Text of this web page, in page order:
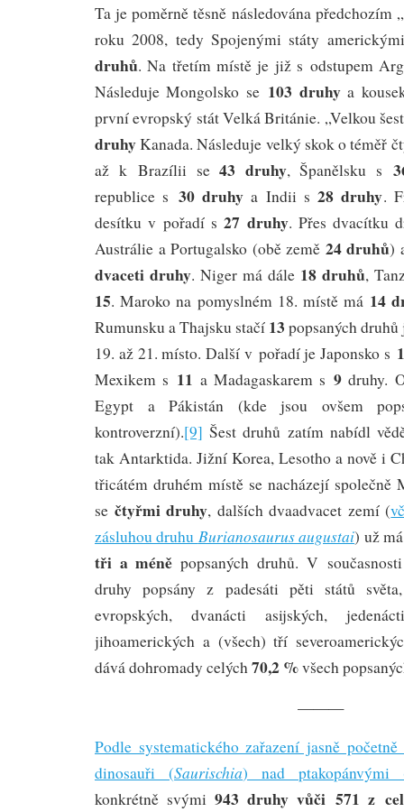
Ta je poměrně těsně následována předchozím
roku 2008, tedy Spojenými státy
druhů. Na třetím místě je již s odstupem
Následuje Mongolsko se 103 druhya
první evropský stát Velká Británie. „Velkou
druhyKanada. Následuje velký skok o téměř
až k Brazílii se43 druhy, Španělsku s
republice s 30 druhya Indii s28 druhy.
desítku v pořadí s27 druhy. Přes dvacítku
Austrálie a Portugalsko (obě země 24 druhů)
dvaceti druhy. Niger má dále 18 druhů,
15. Maroko na pomyslném 18. místě má 14
Rumunsku a Thajsku stačí 13 popsaných
19. až 21. místo. Další v pořadí je Japonsko s
Mexikem s 11 a Madagaskarem s9 druhy.
Egypt a Pákistán (kde jsou ovšem
kontroverzní).[9] Šest druhů zatím nabídl
tak Antarktida. Jižní Korea, Lesotho a nově i
třicátém druhém místě se nacházejí společně
se čtyřmi druhy, dalších dvaadvacet zemí (
zásluhou druhu Burianosaurus augustai) už
tři a méně popsaných druhů. V
druhy popsány z padesáti pěti států
evropských, dvanácti asijských,
jihoamerických a (všech) tří
dává dohromady celých70,2 %všech
———
Podle systematického zařazení jasně
dinosauři (Saurischia) nad ptakopánvými
konkrétně svými 943 druhy vůči 571 z